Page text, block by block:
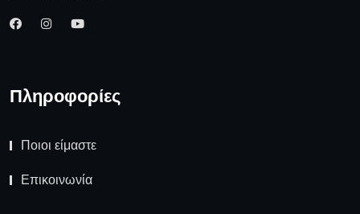
Πληροφορίες
Ποιοι είμαστε
Επικοινωνία